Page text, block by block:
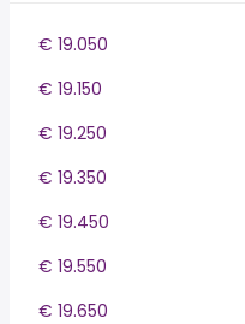
€ 19.050
€ 19.150
€ 19.250
€ 19.350
€ 19.450
€ 19.550
€ 19.650